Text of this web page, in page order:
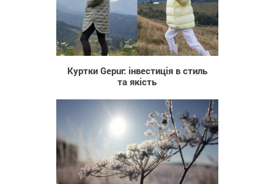
40
Куртки Gepur: інвестиція в стиль
та якість
671